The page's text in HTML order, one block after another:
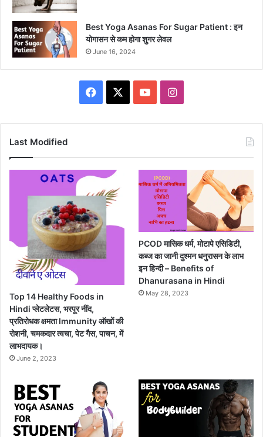
Best Yoga Asanas For Sugar Patient : इन
योगासन से कम होगा शुगर लेवल
June 16, 2024
Facebook YouTubeInstagram
Last Modified
Top 14 Healthy Foods in
Hindi प्लेटलेटस, भरपूर नींद,
प्रतिरोधक क्षमता Immunity ऑखों की
रोशनी, चमकदार त्वचा, पेट गैस, पाचन, में
लाभदायक।
June 2, 2023
PCOD मासिक धर्म, मोटापे एसिडिटी,
कब्ज का जानी दुश्मन धनुरासन के लाभ
इन हिन्दी – Benefits of
Dhanurasana in Hindi
May 28, 2023